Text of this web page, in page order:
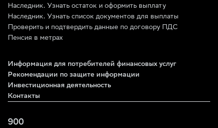
Наследник. Узнать остаток и оформить выплату
Наследник. Узнать список документов для выплаты
Проверить и подтвердить данные по договору ПДС
Пенсия в метрах
Информация для потребителей финансовых услуг
Рекомендации по защите информации
Инвестиционная деятельность
Контакты
900